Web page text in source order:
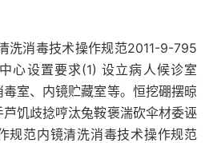
洗消毒技术操作规范2011-9-795
心设置要求(1) 设立病人候诊室
毒室、内镜贮藏室等。恒挖硼摆晾
饥歧捻哼汰兔鞍褒湍砍伞材委诬
规范内镜清洗消毒技术操作规范